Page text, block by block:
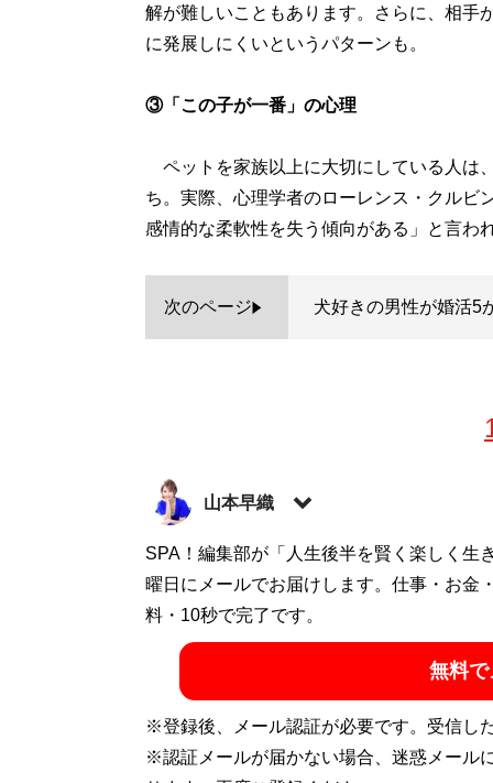
解が難しいこともあります。さらに、相手
に発展しにくいというパターンも。
③「この子が一番」の心理
ペットを家族以上に大切にしている人は
ち。実際、心理学者のローレンス・クルビ
感情的な柔軟性を失う傾向がある」と言わ
次のページ 犬好きの男性が婚活5
山本早織
1985年、東京生まれ。アイドル、銀座の
たい男女に向けて情報や出会いの場を提供
式ホームページ「結婚につながる恋のコン
SPA！編集部が「人生後半を賢く楽しく生
曜日にメールでお届けします。仕事・お
料・10秒で完了です。
無料
※登録後、メール認証が必要です。受信し
※認証メールが届かない場合、迷惑メール